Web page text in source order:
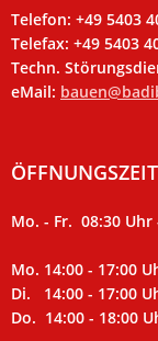
Telefon: +49 5403
Telefax: +49 5403
Techn.
eMail:
Mo. - Fr. 08:30 Uhr
Mo. 14:00 - 17:00
Di. 14:00 - 17:00
Do. 14:00 - 18:00